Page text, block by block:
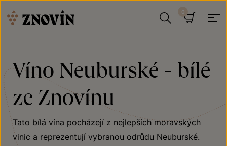
Víno Neuburské - bílé
ze Znovínu
Tato bílá vína pocházejí z nejlepších moravských
vinic a reprezentují vybranou odrůdu Neuburské.